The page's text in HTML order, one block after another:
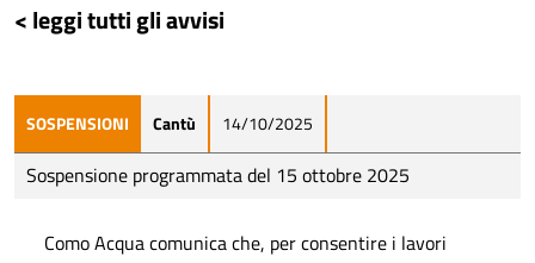
< leggi tutti gli avvisi
SOSPENSIONI Cantù 14/10/2025
Sospensione programmata del 15 ottobre 2025
Como Acqua comunica che, per consentire i lavori